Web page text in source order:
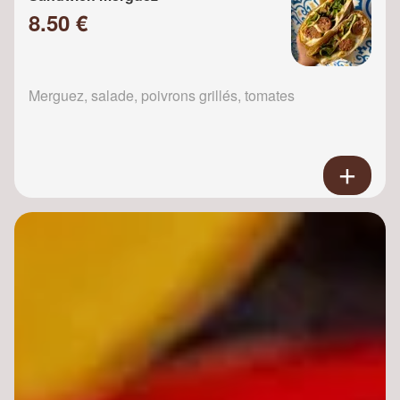
8.50 €
Merguez, salade, poivrons grillés, tomates